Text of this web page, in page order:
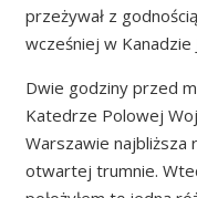
przeżywał z
wcześniej w Kanadzie
Dwie godziny przed
Katedrze Polowej
Warszawie najbliższa
otwartej trumnie.